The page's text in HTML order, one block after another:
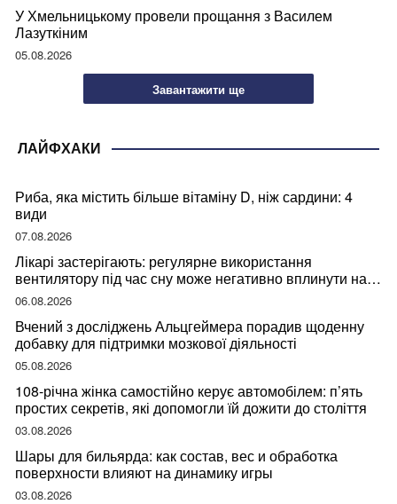
У Хмельницькому провели прощання з Василем
Лазуткіним
05.08.2026
Завантажити ще
ЛАЙФХАКИ
Риба, яка містить більше вітаміну D, ніж сардини: 4
види
07.08.2026
Лікарі застерігають: регулярне використання
вентилятору під час сну може негативно вплинути на
ваше здоров’я
06.08.2026
Вчений з досліджень Альцгеймера порадив щоденну
добавку для підтримки мозкової діяльності
05.08.2026
108-річна жінка самостійно керує автомобілем: п’ять
простих секретів, які допомогли їй дожити до століття
03.08.2026
Шары для бильярда: как состав, вес и обработка
поверхности влияют на динамику игры
03.08.2026